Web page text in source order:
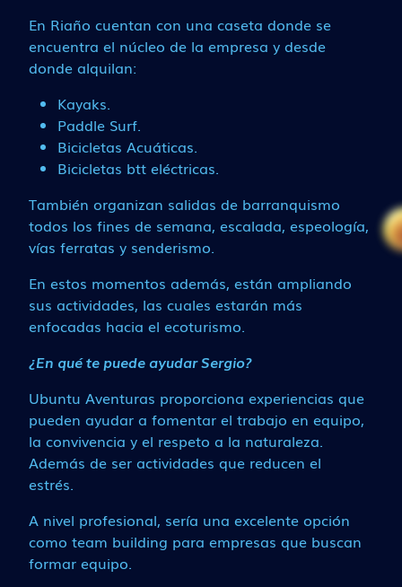
En Riaño cuentan con una caseta donde se
encuentra el núcleo de la empresa y desde
donde alquilan:
Kayaks.
Paddle Surf.
Bicicletas Acuáticas.
Bicicletas btt eléctricas.
También organizan salidas de barranquismo
todos los fines de semana, escalada, espeología,
vías ferratas y senderismo.
En estos momentos además, están ampliando
sus actividades, las cuales estarán más
enfocadas hacia el ecoturismo.
¿En qué te puede ayudar Sergio?
Ubuntu Aventuras proporciona experiencias que
pueden ayudar a fomentar el trabajo en equipo,
la convivencia y el respeto a la naturaleza.
Además de ser actividades que reducen el
estrés.
A nivel profesional, sería una excelente opción
como team building para empresas que buscan
formar equipo.